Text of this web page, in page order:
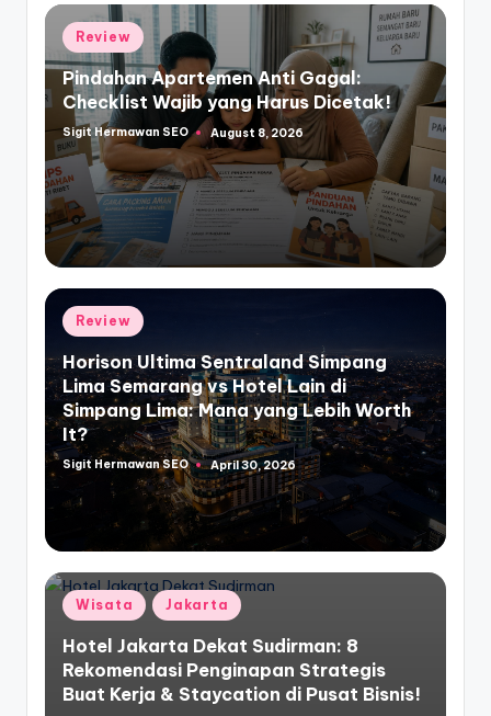
Posted
in
Review
Pindahan Apartemen Anti Gagal:
Checklist Wajib yang Harus Dicetak!
Posted
by
Sigit Hermawan SEO August 8, 2026
Posted
in
Review
Horison Ultima Sentraland Simpang
Lima Semarang vs Hotel Lain di
Simpang Lima: Mana yang Lebih Worth
It?
Posted
Sigit Hermawan SEO April 30, 2026
Posted
in
Wisata Jakarta
Hotel Jakarta Dekat Sudirman: 8
Rekomendasi Penginapan Strategis
Buat Kerja & Staycation di Pusat Bisnis!